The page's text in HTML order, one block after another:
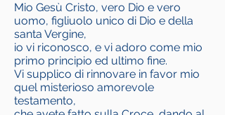
Mio Gesù Cristo, vero Dio e vero
uomo, figliuolo unico di Dio e della
santa Vergine,
io vi riconosco, e vi adoro come mio
primo principio ed ultimo fine.
Vi supplico di rinnovare in favor mio
quel misterioso amorevole
testamento,